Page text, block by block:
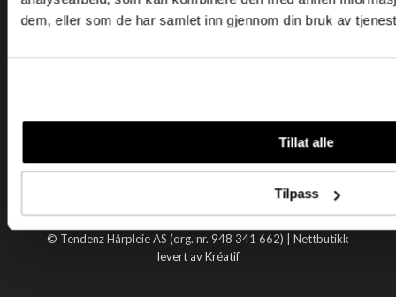
dem, eller som de har samlet inn gjennom din bruk av
Tillat alle
Tilpass
Nyttige lenker
Datablad
Om oss
Handle hos oss
© Tendenz Hårpleie AS (org. nr. 948 341 662) | Nettbutikk
levert av Kréatif